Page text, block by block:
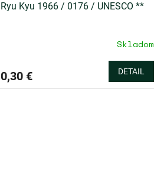
Ryu Kyu 1966 / 0176 / UNESCO **
Skladom
0,30 € DETAIL